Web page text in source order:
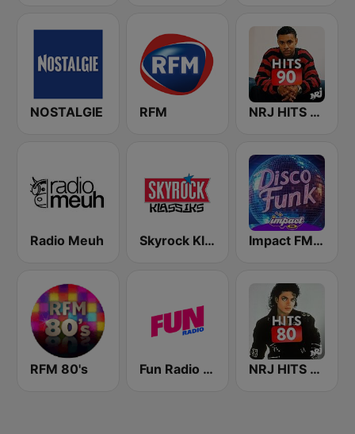
NOSTALGIE RFM NRJ HITS 90
Radio Meuh Skyrock Klassiks Impact FM - Disco Funk
RFM 80's Fun Radio FRANCE NRJ HITS 80'